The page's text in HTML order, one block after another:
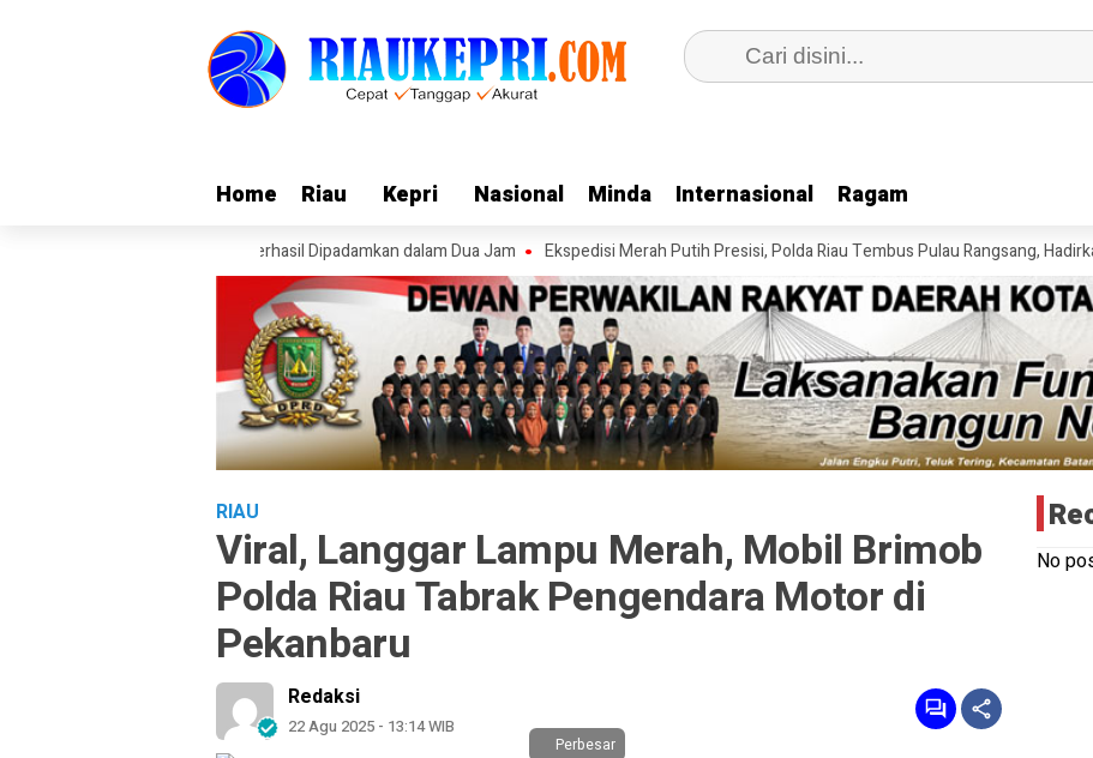
Home Riau Kepri Nasional Minda Internasional Ragam
Home Riau Kepri Nasional Minda Internasional Ragam
di Jalan Pramuka, Api Berhasil Dipadamkan dalam Dua Jam Ekspedisi Merah Putih Presisi, Polda Riau Tembus Pulau Rangsang, Hadirkan
RIAU
Viral, Langgar Lampu Merah, Mobil Brimob
Polda Riau Tabrak Pengendara Motor di
Pekanbaru
Redaksi
22 Agu 2025 - 13:14 WIB
Perbesar
No